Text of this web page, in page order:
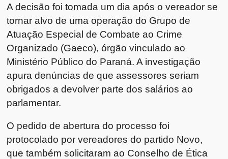
A decisão foi tomada um dia após o vereador se
tornar alvo de uma operação do Grupo de
Atuação Especial de Combate ao Crime
Organizado (Gaeco), órgão vinculado ao
Ministério Público do Paraná. A investigação
apura denúncias de que assessores seriam
obrigados a devolver parte dos salários ao
parlamentar.
O pedido de abertura do processo foi
protocolado por vereadores do partido Novo,
que também solicitaram ao Conselho de Ética